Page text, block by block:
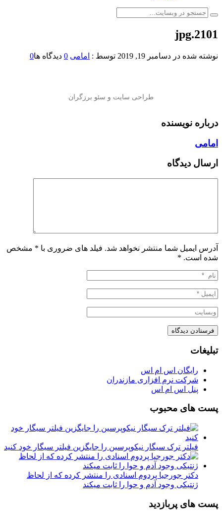
2101.jpg
نوشته شده در دسامبر 19, 2019 توسط : امامی 0 دیدگاه ها0
درباره نویسنده
امامی
ارسال دیدگاه
آدرس ایمیل شما منتشر نخواهد شد. فیلد های ضروری با * مشخص
شده است. *
تبلیغات
رایگان اس ام اس
شرکت نرم افزاری مازندران
پنل اس ام اس
پست های محبوب
فیلتر ترک سیگار نیکوپرسین را جایگزین فیلتر سیگار خود کنید
دکتر جورجیا پردوم اسنادی را منتشر کرده که از لحاظ
ژنتیکی وجود آدم و حوا را ثابت میکند
پست های پربازدید